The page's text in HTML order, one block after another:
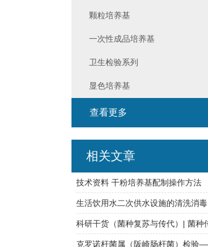
颗粒培养基
一次性成品培养基
卫生检验系列
显色培养基
查看更多
相关文章
技术资料 干粉培养基配制操作方法
生活饮用水二次供水设施的清洗消毒